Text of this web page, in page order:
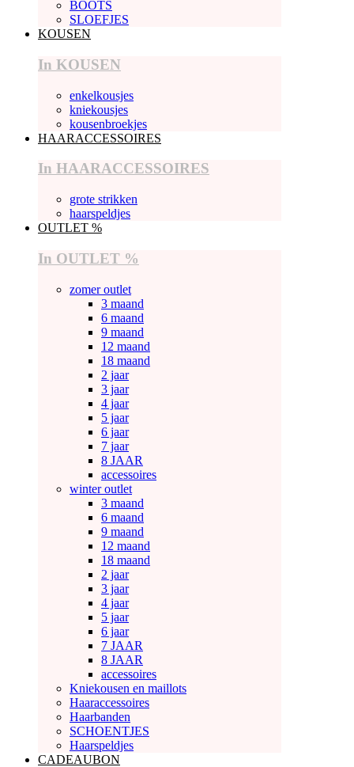
BOOTS
SLOEFJES
KOUSEN
In KOUSEN
enkelkousjes
kniekousjes
kousenbroekjes
HAARACCESSOIRES
In HAARACCESSOIRES
grote strikken
haarspeldjes
OUTLET %
In OUTLET %
zomer outlet
3 maand
6 maand
9 maand
12 maand
18 maand
2 jaar
3 jaar
4 jaar
5 jaar
6 jaar
7 jaar
8 JAAR
accessoires
winter outlet
3 maand
6 maand
9 maand
12 maand
18 maand
2 jaar
3 jaar
4 jaar
5 jaar
6 jaar
7 JAAR
8 JAAR
accessoires
Kniekousen en maillots
Haaraccessoires
Haarbanden
SCHOENTJES
Haarspeldjes
CADEAUBON